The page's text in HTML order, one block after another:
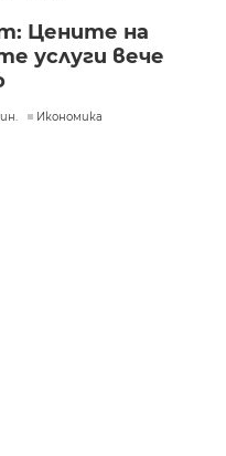
Цените на
услуги вече
Икономика